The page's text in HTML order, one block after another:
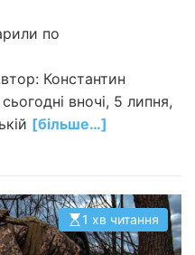
по
Константин
вночі, 5 липня,
[більше…]
О
р
і
1 хв читання